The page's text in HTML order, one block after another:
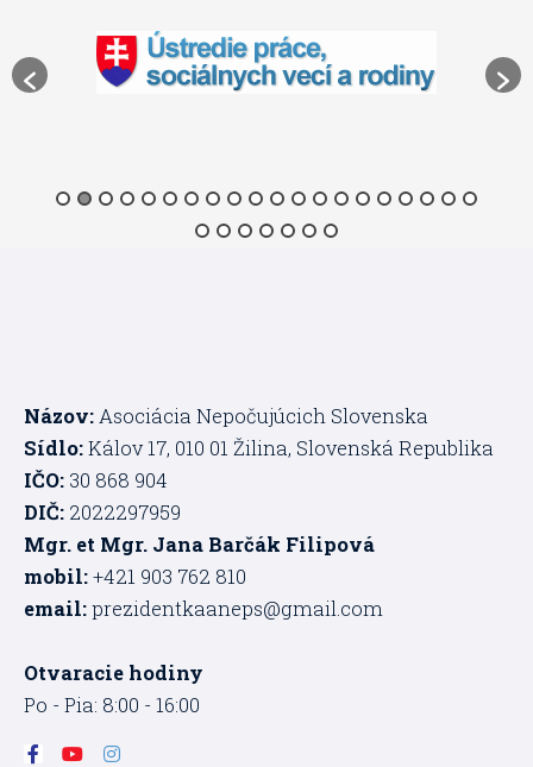
Názov: Asociácia Nepočujúcich Slovenska
Sídlo:Kálov 17, 010 01 Žilina, Slovenská Republika
IČO: 30 868 904
DIČ: 2022297959
Mgr. et Mgr. Jana Barčák Filipová
mobil:+421 903 762 810
email:prezidentkaaneps@gmail.com
Otvaracie hodiny
Po - Pia: 8:00 - 16:00
F
Y I